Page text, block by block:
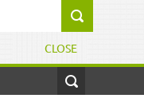
CLOSE